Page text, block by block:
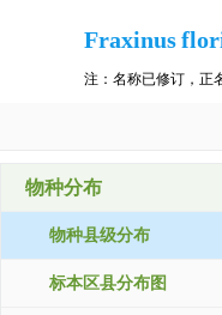
Fraxinus
注：名称已修订，正
物种分布
物种县级分布
标本区县分布图